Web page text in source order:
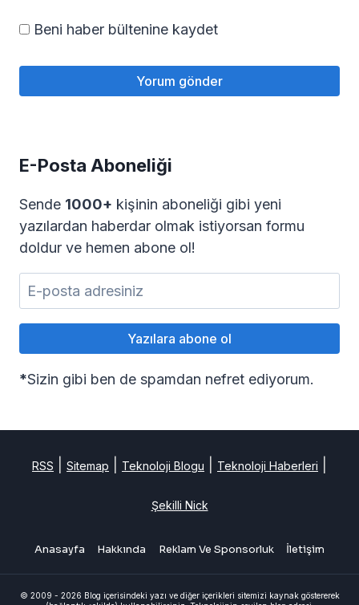
Beni haber bültenine kaydet
E-Posta Aboneliği
Sende 1000+ kişinin aboneliği gibi yeni
yazılardan haberdar olmak istiyorsan formu
doldur ve hemen abone ol!
*Sizin gibi ben de spamdan nefret ediyorum.
RSS Sitemap Teknoloji Blogu Teknoloji Haberleri
Şekilli Nick
Anasayfa Hakkında Reklam Ve Sponsorluk İletişim
© 2009 - 2026 Blog içerisindeki yazı ve diğer içerikleri sitemizi kaynak göstererek